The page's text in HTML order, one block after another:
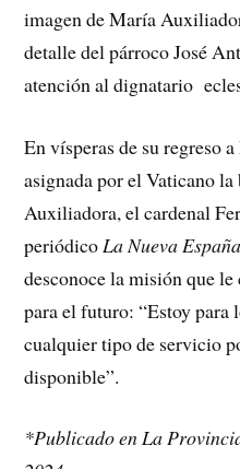
imagen de María
detalle del párroco José
atención al dignatario
En vísperas de su regreso
asignada por el Vaticano
Auxiliadora, el cardenal
periódico La Nueva
desconoce la misión que
para el futuro: “Estoy para
cualquier tipo de servicio
disponible”.
*Publicado en La